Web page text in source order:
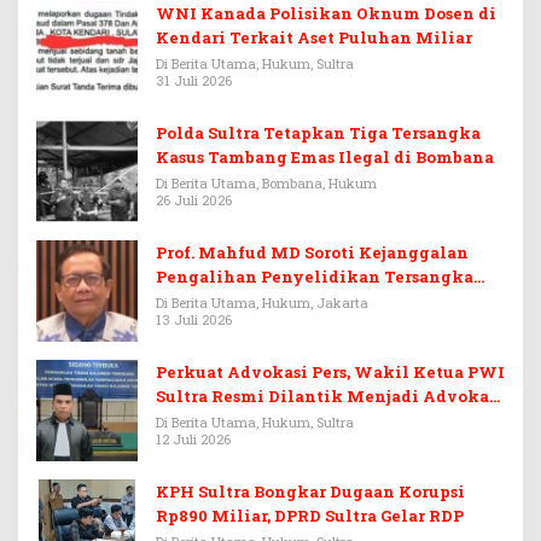
WNI Kanada Polisikan Oknum Dosen di
Kendari Terkait Aset Puluhan Miliar
Di Berita Utama, Hukum, Sultra
31 Juli 2026
Polda Sultra Tetapkan Tiga Tersangka
Kasus Tambang Emas Ilegal di Bombana
Di Berita Utama, Bombana, Hukum
26 Juli 2026
Prof. Mahfud MD Soroti Kejanggalan
Pengalihan Penyelidikan Tersangka
Febrie Adriansyah
Di Berita Utama, Hukum, Jakarta
13 Juli 2026
Perkuat Advokasi Pers, Wakil Ketua PWI
Sultra Resmi Dilantik Menjadi Advokat
PERADI
Di Berita Utama, Hukum, Sultra
12 Juli 2026
KPH Sultra Bongkar Dugaan Korupsi
Rp890 Miliar, DPRD Sultra Gelar RDP